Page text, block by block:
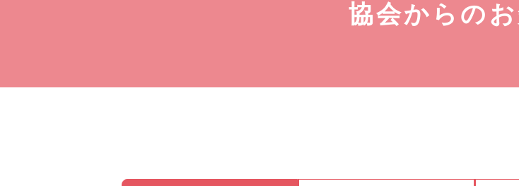
交通安全協力金の活用事業
講習
協会からの